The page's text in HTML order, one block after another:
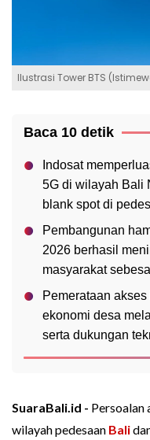
Ilustrasi Tower BTS
Baca 10 detik
Indosat
5G di wilayah Bali
blank spot di
Pembangunan
2026 berhasil
masyarakat
Pemerataan
ekonomi desa
serta dukungan
SuaraBali.id - Persoalan
wilayah pedesaan Bali